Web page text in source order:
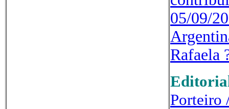
05/09/
Rafaela
Porteiro